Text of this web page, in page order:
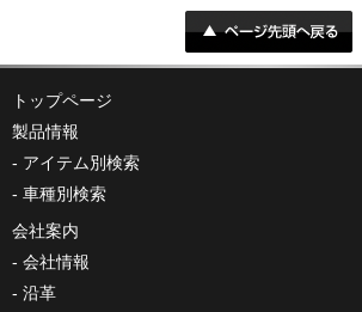
トップページ
製品情報
アイテム別検索
車種別検索
会社案内
会社情報
沿革